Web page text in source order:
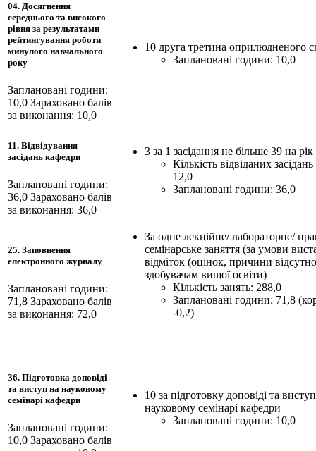
04. Досягнення
середнього та високого
рівня за результатами
рейтингування роботи
минулого навчального
року
Заплановані години:
10,0 Зараховано балів
за виконання: 10,0
10 друга третина оприлюдненого
Заплановані години: 10,0
11. Відвідування
засідань кафедри
Заплановані години:
36,0 Зараховано балів
за виконання: 36,0
3 за 1 засідання не більше 39 на рік
Кількість відвіданих
12,0
Заплановані години: 36,0
25. Заповнення
електронного журналу
Заплановані години:
71,8 Зараховано балів
за виконання: 72,0
За одне лекційне/ лабораторне/
семінарське заняття (за умови
відміток (оцінок, причини
здобувачам вищої освіти)
Кількість занять: 288,0
Заплановані години: 71,8
-0,2)
36. Підготовка доповіді
та виступ на науковому
семінарі кафедри
Заплановані години:
10,0 Зараховано балів
10 за підготовку доповіді та
науковому семінарі кафедри
Заплановані години: 10,0